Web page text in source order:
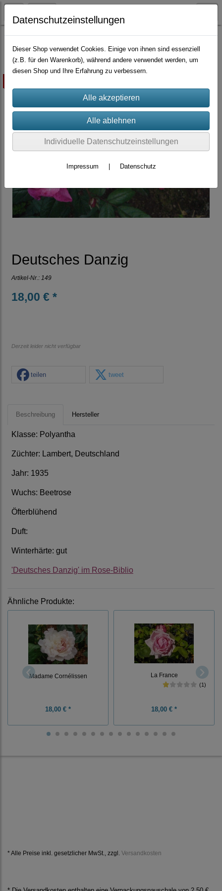
Container-Rosen Polyanthas
Deutsches Danzig
Artikel-Nr.: 149
18,00 € *
Derzeit leider nicht verfügbar
teilen tweet
Beschreibung Hersteller
Klasse: Polyantha
Züchter: Lambert, Deutschland
Jahr: 1935
Wuchs: Beetrose
Öfterblühend
Duft:
Winterhärte: gut
'Deutsches Danzig' im Rose-Biblio
Ähnliche Produkte:
Madame Cornélissen
18,00 € *
La France
(1)
18,00 € *
* Alle Preise inkl. gesetzlicher MwSt., zzgl. Versandkosten
Datenschutzeinstellungen
Dieser Shop verwendet Cookies. Einige von ihnen sind essenziell
(z.B. für den Warenkorb), während andere verwendet werden, um
diesen Shop und Ihre Erfahrung zu verbessern.
Individuelle Datenschutzeinstellungen
Impressum Datenschutz